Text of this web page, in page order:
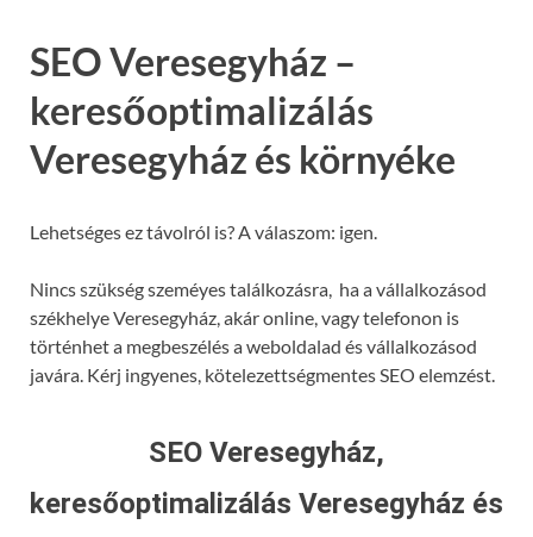
SEO Veresegyház –
keresőoptimalizálás
Veresegyház és környéke
Lehetséges ez távolról is? A válaszom: igen.
Nincs szükség szeméyes találkozásra, ha a vállalkozásod
székhelye Veresegyház, akár online, vagy telefonon is
történhet a megbeszélés a weboldalad és vállalkozásod
javára. Kérj ingyenes, kötelezettségmentes SEO elemzést.
SEO Veresegyház,
keresőoptimalizálás Veresegyház és